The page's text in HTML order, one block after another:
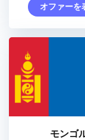
オファーを
モンゴ